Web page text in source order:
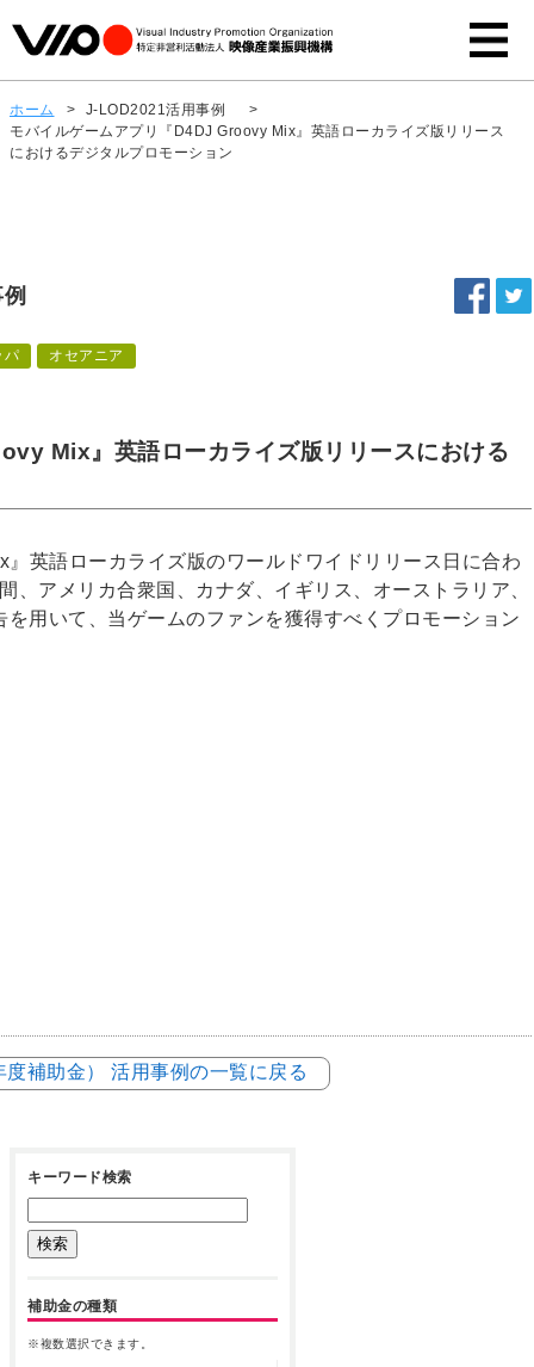
ホーム > J-LOD2021活用事例
>
モバイルゲームアプリ『D4DJ Groovy Mix』英語ローカライズ版リリース
におけるデジタルプロモーション
パ オセアニア
Mix』英語ローカライズ版リリースにおける
英語ローカライズ版のワールドワイドリリース日に合わ
アメリカ合衆国、カナダ、イギリス、オーストラリア、
用いて、当ゲームのファンを獲得すべくプロモーション
補助金） 活用事例の一覧に戻る
キーワード検索
補助金の種類
※複数選択できます。